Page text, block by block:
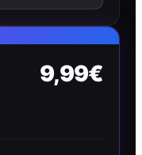
9,99€